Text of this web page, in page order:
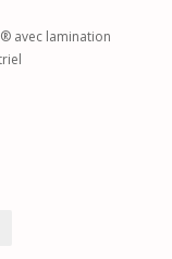
avec lamination